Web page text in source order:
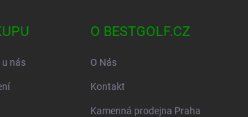
nás
O BESTGOLF.CZ
O Nás
Kontakt
Kamenná prodejna Praha